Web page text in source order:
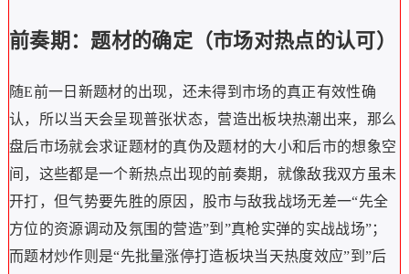
前奏期：题材的确定（市场对热点的认可）
随E前一日新题材的出现，还未得到市场的真正有效性确
认，所以当天会呈现普张状态，营造出板块热潮出来，那么
盘后市场就会求证题材的真伪及题材的大小和后市的想象空
间，这些都是一个新热点出现的前奏期，就像敌我双方虽未
开打，但气势要先胜的原因，股市与敌我战场无差一“先全
方位的资源调动及氛围的营造”到”真枪实弹的实战战场”；
而题材炒作则是“先批量涨停打造板块当天热度效应”到”后